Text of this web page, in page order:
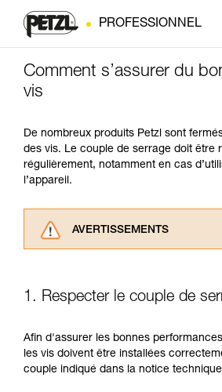
PROFESSIONNEL
Comment s’assurer du
vis
De nombreux produits Petzl sont
des vis. Le couple de serrage doit être
régulièrement, notamment en cas
l’appareil.
AVERTISSEMENTS
consulter. Vous devez avoir
informations de la notice
d’informations.
Maîtriser ces techniques
formation et un entraînement
1. Respecter le couple de
Afin d'assurer les bonnes
les vis doivent être installées
couple indiqué dans la notice